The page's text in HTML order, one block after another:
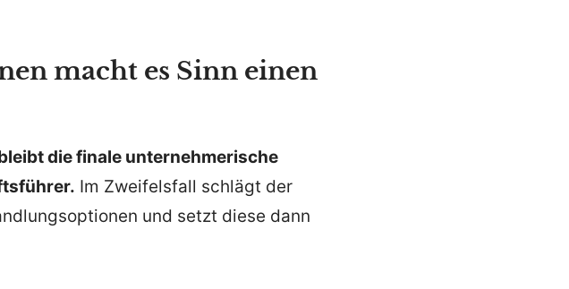
macht es Sinn einen
die finale unter­neh­me­rische
Im Zweifelsfall schlägt der
und setzt diese dann